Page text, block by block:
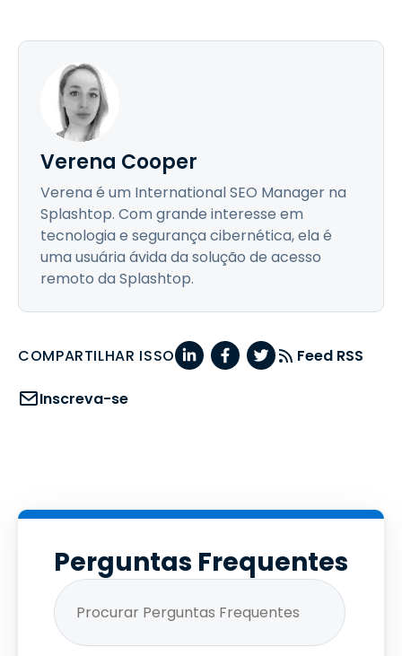
Verena Cooper
Verena é um International SEO Manager na
Splashtop. Com grande interesse em
tecnologia e segurança cibernética, ela é
uma usuária ávida da solução de acesso
remoto da Splashtop.
COMPARTILHAR ISSO Feed RSS
Inscreva-se
Perguntas Frequentes